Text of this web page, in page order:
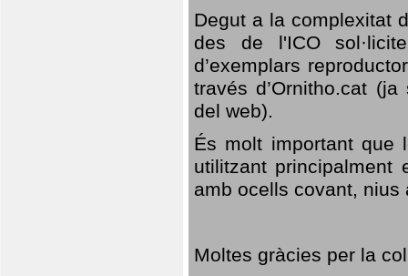
Degut a la complexitat
des de l'ICO
d’exemplars
través d’Ornitho.cat
del web).
És molt important que
utilitzant
amb ocells covant,
Moltes gràcies per la